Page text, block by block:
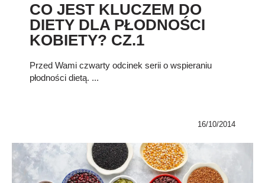
CO JEST KLUCZEM DO
DIETY DLA PŁODNOŚCI
KOBIETY? CZ.1
Przed Wami czwarty odcinek serii o wspieraniu
płodności dietą. ...
16/10/2014